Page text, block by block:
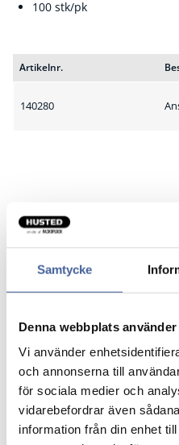
Samtycke
Denna webbplats
Vi använder
och annonserna till
för sociala medier och
vidarebefordrar även
information från din enhet
100 stk/pk
Artikelnr.
140280